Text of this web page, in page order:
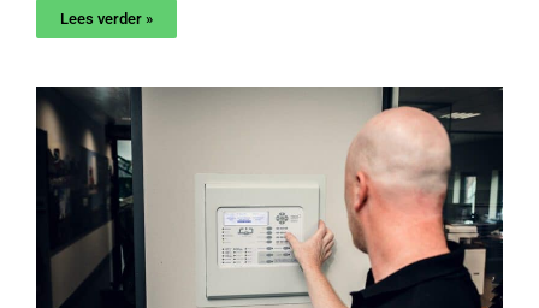
Lees verder »